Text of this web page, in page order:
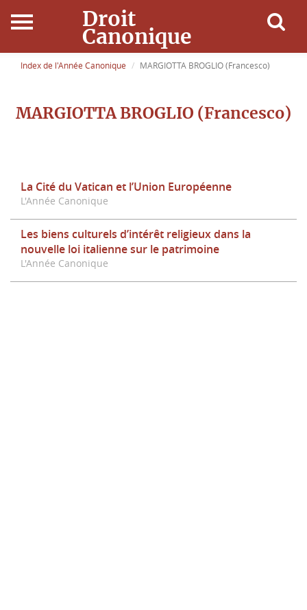
Droit
Canonique
Accueil
Connexion
Index de l'Année Canonique MARGIOTTA BROGLIO (Francesco)
MARGIOTTA BROGLIO (Francesco)
La Cité du Vatican et l’Union Européenne
L'Année Canonique
Les biens culturels d’intérêt religieux dans la
nouvelle loi italienne sur le patrimoine
L'Année Canonique